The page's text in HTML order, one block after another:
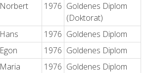
Norbert 1976 Goldenes Diplom
(Doktorat)
Hans 1976 Goldenes Diplom
Egon 1976 Goldenes Diplom
Maria 1976 Goldenes Diplom